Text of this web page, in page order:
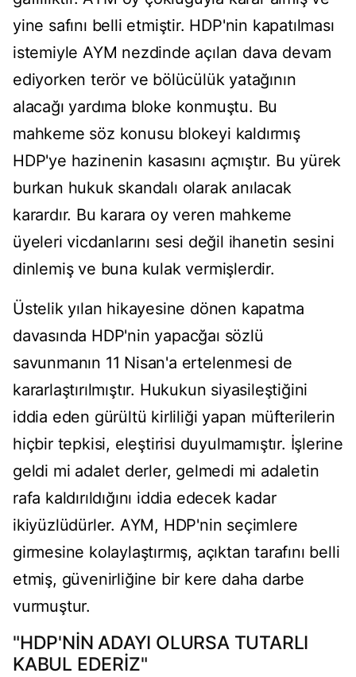
yine safını belli etmiştir. HDP'nin kapatılması
istemiyle AYM nezdinde açılan dava devam
ediyorken terör ve bölücülük yatağının
alacağı yardıma bloke konmuştu. Bu
mahkeme söz konusu blokeyi kaldırmış
HDP'ye hazinenin kasasını açmıştır. Bu yürek
burkan hukuk skandalı olarak anılacak
karardır. Bu karara oy veren mahkeme
üyeleri vicdanlarını sesi değil ihanetin sesini
dinlemiş ve buna kulak vermişlerdir.
Üstelik yılan hikayesine dönen kapatma
davasında HDP'nin yapacğaı sözlü
savunmanın 11 Nisan'a ertelenmesi de
kararlaştırılmıştır. Hukukun siyasileştiğini
iddia eden gürültü kirliliği yapan müfterilerin
hiçbir tepkisi, eleştirisi duyulmamıştır. İşlerine
geldi mi adalet derler, gelmedi mi adaletin
rafa kaldırıldığını iddia edecek kadar
ikiyüzlüdürler. AYM, HDP'nin seçimlere
girmesine kolaylaştırmış, açıktan tarafını belli
etmiş, güvenirliğine bir kere daha darbe
vurmuştur.
"HDP'NİN ADAYI OLURSA TUTARLI
KABUL EDERİZ"